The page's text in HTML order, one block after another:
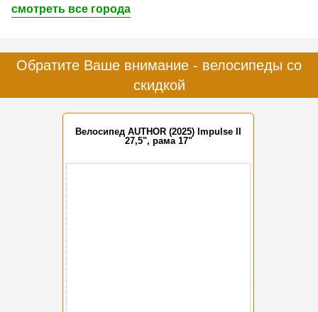
смотреть все города
Обратите Ваше внимание - велосипеды со
скидкой
Велосипед AUTHOR (2025) Impulse II
27,5", рама 17"